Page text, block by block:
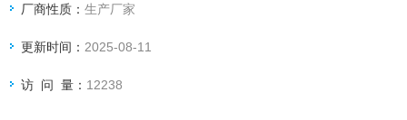
厂商性质：生产厂家
更新时间： 2025-08-11
访 问 量： 12238